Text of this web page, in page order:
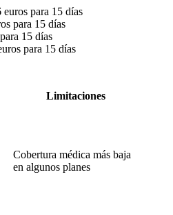
euros para 15 días
para 15 días
15 días
para 15 días
Limitaciones
Cobertura médica más baja
en algunos planes